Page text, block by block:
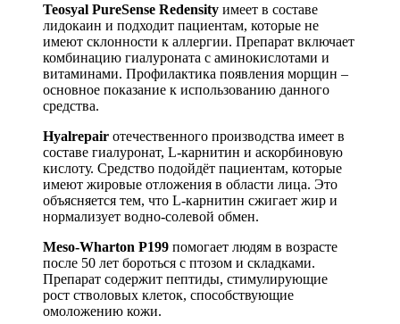
Teosyal PureSense Redensity имеет в составе
лидокаин и подходит пациентам, которые не
имеют склонности к аллергии. Препарат включает
комбинацию гиалуроната с аминокислотами и
витаминами. Профилактика появления морщин –
основное показание к использованию данного
средства.
Hyalrepair отечественного производства имеет в
составе гиалуронат, L-карнитин и аскорбиновую
кислоту. Средство подойдёт пациентам, которые
имеют жировые отложения в области лица. Это
объясняется тем, что L-карнитин сжигает жир и
нормализует водно-солевой обмен.
Meso-Wharton P199 помогает людям в возрасте
после 50 лет бороться с птозом и складками.
Препарат содержит пептиды, стимулирующие
рост стволовых клеток, способствующие
омоложению кожи.